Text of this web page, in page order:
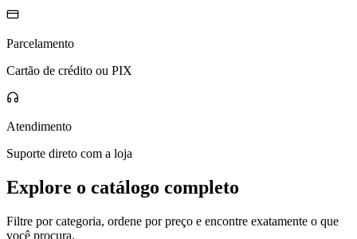
Parcelamento
Cartão de crédito ou PIX
Atendimento
Suporte direto com a loja
Explore o catálogo completo
Filtre por categoria, ordene por preço e encontre exatamente o que
você procura.